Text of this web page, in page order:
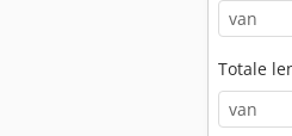
Totale